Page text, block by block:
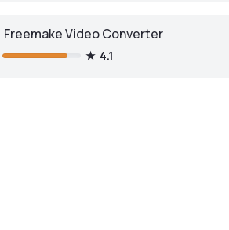
Freemake Video Converter
4.1